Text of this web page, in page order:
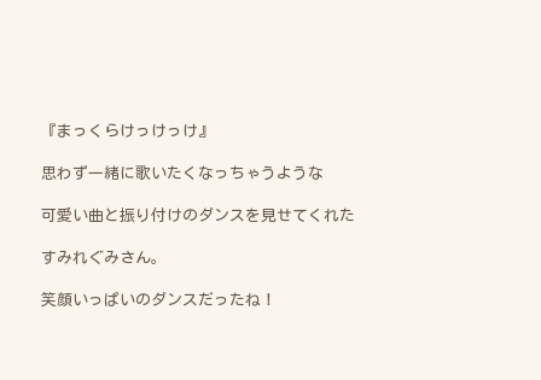
『まっくらけっけっ け』
思わず一緒に歌いたくなっちゃうような
可愛い曲と振り付けのダンスを見せてくれた
すみれぐみさん。
笑顔いっぱいのダンスだったね！